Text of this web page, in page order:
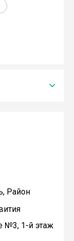
Район
№3, 1-й этаж